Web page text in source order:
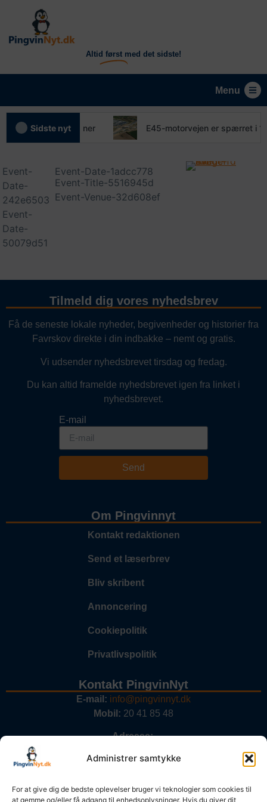
Administrer samtykke
For at give dig de bedste oplevelser bruger vi teknologier som cookies til
at gemme og/eller få adgang til enhedsoplysninger. Hvis du giver dit
Altid først med det sidste!
Menu
Sidste nyt
skattekroner E45-motorvejen er spærret i
Event-
Date-
242e6503
Event-
Date-
50079d51
Event-Date-1adcc778
Event-Title-5516945d
Event-Venue-32d608ef
Tilmeld dig vores nyhedsbrev
Få de seneste lokale nyheder, begivenheder og historier fra
Favrskov direkte i din indbakke – nemt og gratis.
Vi udsender nyhedsbrevet tirsdag og fredag.
Du kan altid framelde nyhedsbrevet igen fra linket i
nyhedsbrevet.
E-mail
Send
Om Pingvinnyt
Kontakt redaktionen
Send et læserbrev
Bliv skribent
Annoncering
Cookiepolitik
Privatlivspolitik
Kontakt PingvinNyt
E-mail: info@pingvinnyt.dk
Mobil: 20 41 85 48
Adresse:
Rækkevej 9